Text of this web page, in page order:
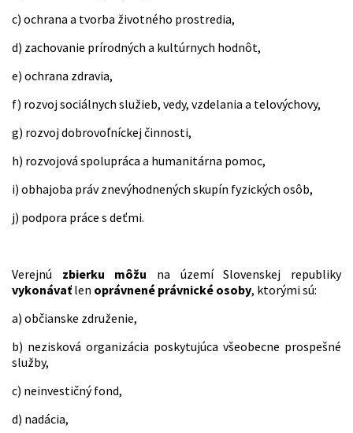
c) ochrana a tvorba životného prostredia,
d) zachovanie prírodných a kultúrnych hodnôt,
e) ochrana zdravia,
f) rozvoj sociálnych služieb, vedy, vzdelania a telovýchovy,
g) rozvoj dobrovoľníckej činnosti,
h) rozvojová spolupráca a humanitárna pomoc,
i) obhajoba práv znevýhodnených skupín fyzických osôb,
j) podpora práce s deťmi.
Verejnú zbierku môžu na území Slovenskej republiky
vykonávať len oprávnené právnické osoby, ktorými sú:
a) občianske združenie,
b) nezisková organizácia poskytujúca všeobecne prospešné
služby,
c) neinvestičný fond,
d) nadácia,